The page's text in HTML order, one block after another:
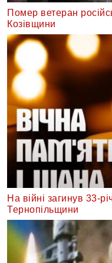
Помер ветеран
Козівщини
На війні загинув 33-
Тернопільщини